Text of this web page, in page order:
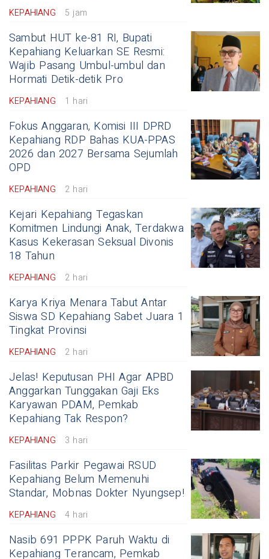
KEPAHIANG 5 jam
Sambut HUT ke-81 RI, Bupati
Kepahiang Keluarkan SE Resmi:
Wajib Pasang Umbul-umbul dan
Hormati Detik-detik Pro
KEPAHIANG 1 hari
Fokus Anggaran, Komisi III DPRD
Kepahiang RDP Bahas KUA-PPAS
2026 dan 2027 Bersama Sejumlah
OPD
KEPAHIANG 2 hari
Kejari Kepahiang Tegaskan
Komitmen Lindungi Anak, Terdakwa
Kasus Kekerasan Seksual Divonis
18 Tahun
KEPAHIANG 2 hari
Karya Kriya Menara Tabut Antar
Siswa SD Kepahiang Sabet Juara 1
Tingkat Provinsi
KEPAHIANG 2 hari
Jelas! Keputusan PHI Agar APBD
Anggarkan Tunggakan Gaji Eks
Karyawan PDAM, Pemkab
Kepahiang Tak Respon?
KEPAHIANG 3 hari
Fasilitas Parkir Pegawai RSUD
Kepahiang Belum Memenuhi
Standar, Mobnas Dokter Nyungsep!
KEPAHIANG 4 hari
Nasib 691 PPPK Paruh Waktu di
Kepahiang Terancam, Pemkab